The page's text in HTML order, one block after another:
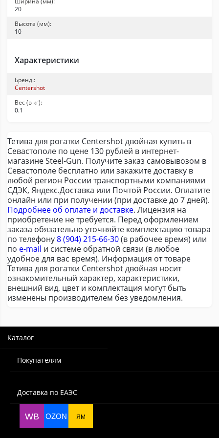
20
Высота (мм):
10
Характеристики
Бренд.:
Centershot
Вес (в кг):
0.1
Тетива для рогатки Centershot двойная купить в
Севастополе по цене 130 рублей в интернет-
магазине Steel-Gun. Получите заказ самовывозом в
Севастополе бесплатно или закажите доставку в
любой регион России транспортными компаниями
СДЭК, Яндекс.Доставка или Почтой России. Оплатите
онлайн или при получении (при доставке до 7 дней).
Подробнее об оплате и доставке. Лицензия на
приобретение не требуется. Перед оформлением
заказа обязательно уточняйте комплектацию товара
по телефону8 (904) 215-66-30(в рабочее время) или
по e-mail и системе обратной связи (в любое
удобное для вас время). Информация от товаре
Тетива для рогатки Centershot двойная носит
ознакомительный характер, характеристики,
внешний вид, цвет и комплектация могут быть
изменены производителем без уведомления.
Каталог
Покупателям
Доставка по ЕАЭС
WB OZON ЯМ